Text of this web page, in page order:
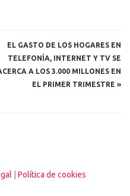
EL GASTO DE LOS HOGARES EN
TELEFONÍA, INTERNET Y TV SE
A LOS 3.000 MILLONES EN
EL PRIMER TRIMESTRE »
Política de cookies